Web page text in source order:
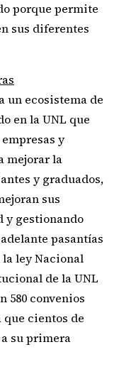
porque permite
sus diferentes
un ecosistema de
en la UNL que
y
mejorar la
y graduados,
sus
y gestionando
pasantías
ley Nacional
de la UNL
580 convenios
cientos de
su primera